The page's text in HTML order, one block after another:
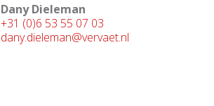
Dany Dieleman
+31 (0)6 53 55 07 03
dany.dieleman@vervaet.nl